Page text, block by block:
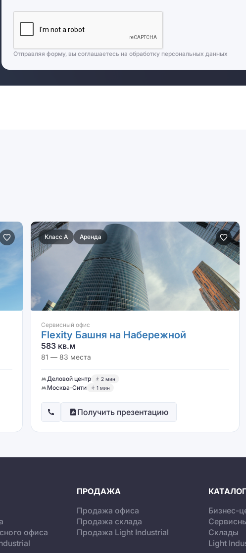
Отправляя форму, вы соглашаетесь на обработку персональных данных
Класс A Аренда
Сервисный офис
Flexity Башня на Набережной
583 кв.м
81 — 83 места
Деловой центр 2 мин
Москва-Сити 1 мин
Получить презентацию
офиса
ПРОДАЖА
Продажа офиса
Продажа склада
Продажа Light Industrial
Бизнес-
Склады
Light